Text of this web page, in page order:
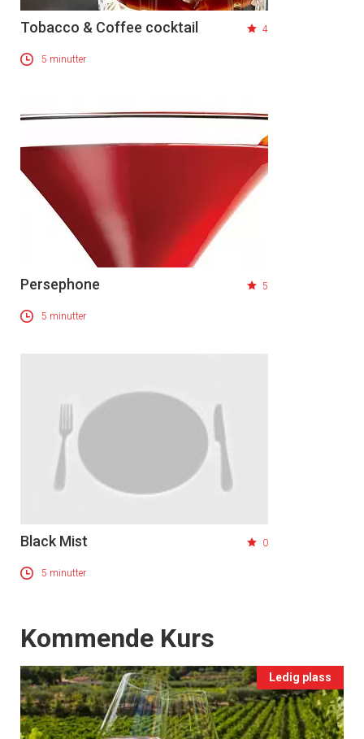
Tobacco & Coffee cocktail 4
5 minutter
Persephone 5
5 minutter
Black Mist 0
5 minutter
Events
Kommende Kurs
Ledig plass